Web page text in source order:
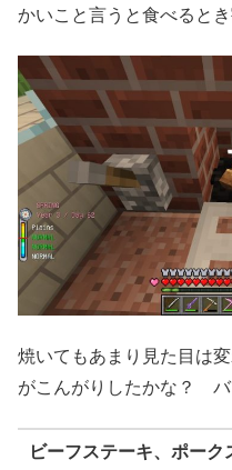
かいこと言うと食べると
焼いてもあまり見た目は
がこんがりしたかな？ バ
ビーフステーキ、ポー